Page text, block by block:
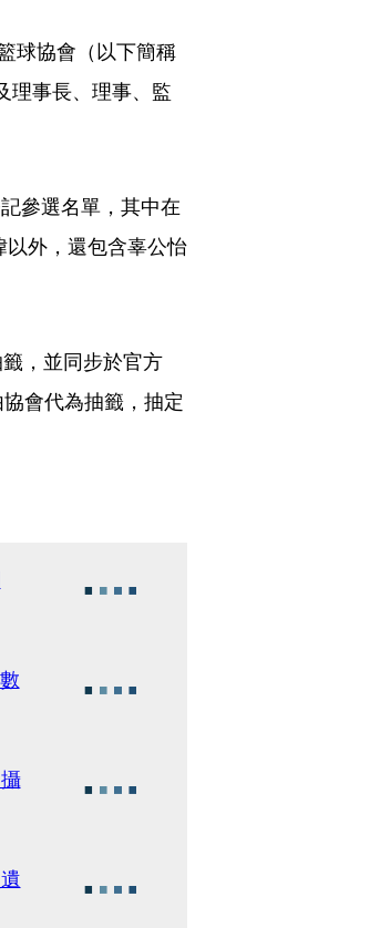
球協會（以下簡稱
理事長、理事、監
參選名單，其中在
外，還包含辜公怡
，並同步於官方
會代為抽籤，抽定